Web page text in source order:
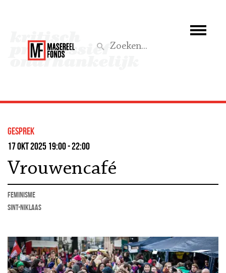
Wat we doen
Steun ons
Aktief
gesprek
17 okt 2025 19:00 - 22:00
Vrouwencafé
feminisme
Sint-Niklaas